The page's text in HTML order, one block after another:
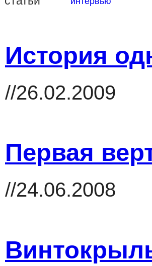
История
//26.02.2009
Первая
//24.06.2008